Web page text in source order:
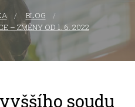
CURRENT:
BLOG
– ZMĚNY OD 1. 6. 2022
soudu